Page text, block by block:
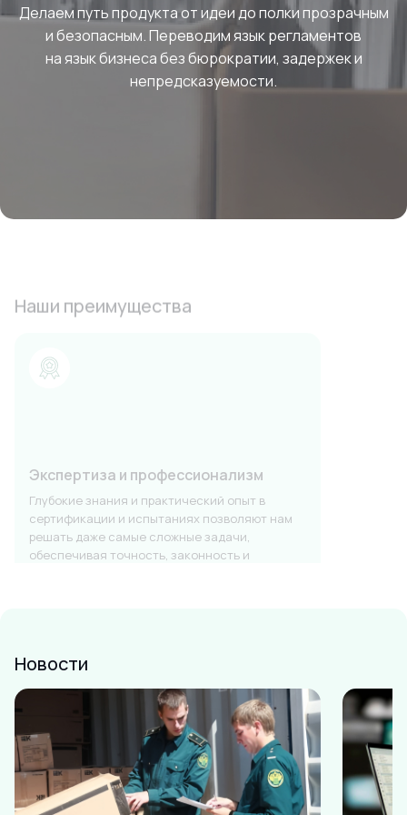
Делаем путь продукта от идеи до полки прозрачным
и безопасным. Переводим язык регламентов
на язык бизнеса без бюрократии, задержек и
непредсказуемости.
Наши преимущества
Экспертиза и профессионализм
Глубокие знания и практический опыт в
сертификации и испытаниях позволяют нам
решать даже самые сложные задачи,
обеспечивая точность, законность и
Новости